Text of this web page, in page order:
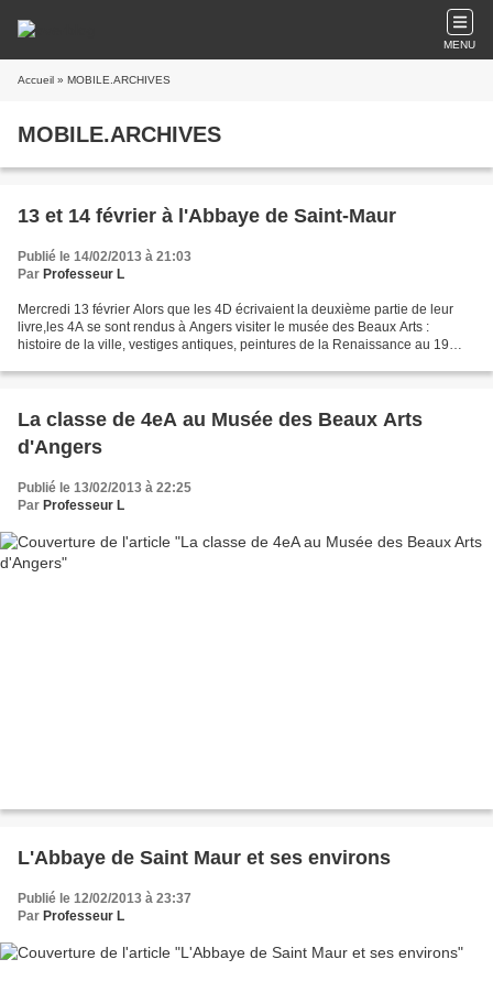
MENU
Accueil » MOBILE.ARCHIVES
MOBILE.ARCHIVES
13 et 14 février à l'Abbaye de Saint-Maur
Publié le 14/02/2013 à 21:03
Par Professeur L
Mercredi 13 février Alors que les 4D écrivaient la deuxième partie de leur
livre,les 4A se sont rendus à Angers visiter le musée des Beaux Arts :
histoire de la ville, vestiges antiques, peintures de la Renaissance au 19
La classe de 4eA au Musée des Beaux Arts
d'Angers
Publié le 13/02/2013 à 22:25
Par Professeur L
L'Abbaye de Saint Maur et ses environs
Publié le 12/02/2013 à 23:37
Par Professeur L